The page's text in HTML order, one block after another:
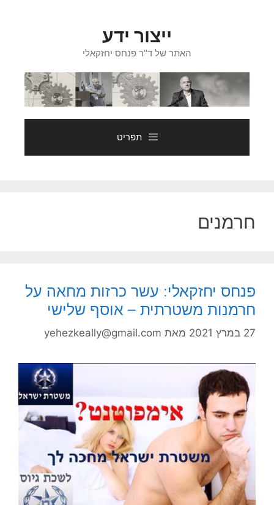
ייצור ידע
האתר של ד"ר פנחס יחזקאלי
תפריט
חרמנים
פנחס יחזקאלי: עשר כרזות מחאה על
חרמנות משטרתית – אוסף שלישי
27 במרץ 2021 מאת yehezkeally@gmail.com